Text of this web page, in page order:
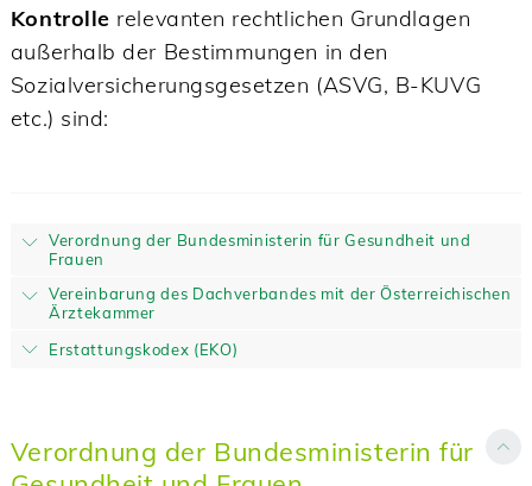
Kontrolle relevanten rechtlichen Grundlagen
außerhalb der Bestimmungen in den
Sozialversicherungsgesetzen (ASVG, B-KUVG
etc.) sind:
Verordnung der Bundesministerin für Gesundheit und
Frauen
Vereinbarung des Dachverbandes mit der Österreichischen
Ärztekammer
Erstattungskodex (EKO)
Verordnung der Bundesministerin für